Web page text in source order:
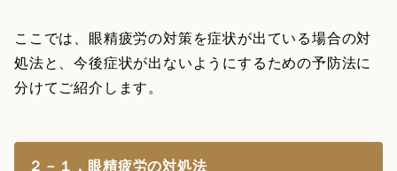
ここでは、眼精疲労の対策を症状が出ている場合の対
処法と、今後症状が出ないようにするための予防法に
分けてご紹介します。
２－１．眼精疲労の対処法